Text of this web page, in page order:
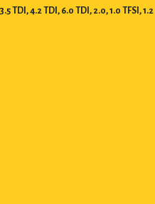
TDI, 4.2 TDI, 6.0 TDI, 2.0, 1.0 TFSI, 1.2